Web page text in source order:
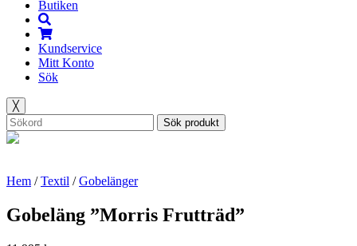
Butiken
Kundservice
Mitt Konto
Sök
╳
Sök produkt
Hem /Textil /Gobelänger
Gobeläng ”Morris Frutträd”